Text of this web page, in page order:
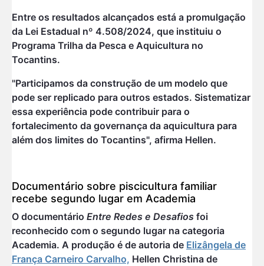
Entre os resultados alcançados está a promulgação
da Lei Estadual nº 4.508/2024, que instituiu o
Programa Trilha da Pesca e Aquicultura no
Tocantins.
"Participamos da construção de um modelo que
pode ser replicado para outros estados. Sistematizar
essa experiência pode contribuir para o
fortalecimento da governança da aquicultura para
além dos limites do Tocantins", afirma Hellen.
Documentário sobre piscicultura familiar
recebe segundo lugar em Academia
O documentário Entre Redes e Desafios foi
reconhecido com o segundo lugar na categoria
Academia. A produção é de autoria de Elizângela de
França Carneiro Carvalho, Hellen Christina de